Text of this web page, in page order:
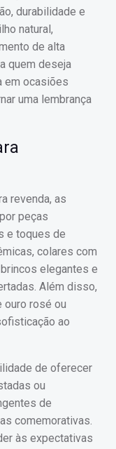
durabilidade e
natural,
de alta
quem deseja
em ocasiões
uma lembrança
revenda, as
peças
e toques de
colares com
elegantes e
Além disso,
ouro rosé ou
ao
de oferecer
ou
de
comemorativas.
às expectativas